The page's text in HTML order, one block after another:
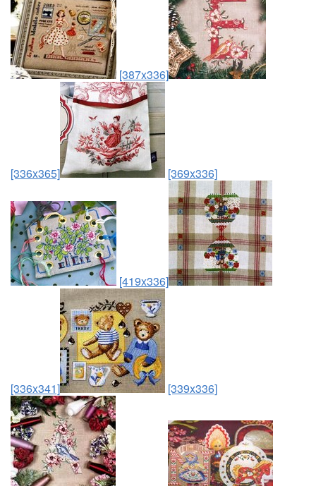
[387x336]
[336x365] [369x336]
[419x336]
[336x341] [339x336]